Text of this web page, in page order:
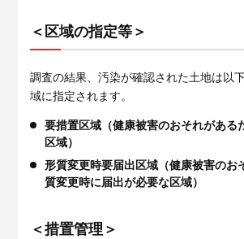
＜区域の指定等＞
調査の結果、汚染が確認された土地は以
域に指定されます。
要措置区域（健康被害のおそれがある
区域）
形質変更時要届出区域（健康被害のお
質変更時に届出が必要な区域）
＜措置管理＞